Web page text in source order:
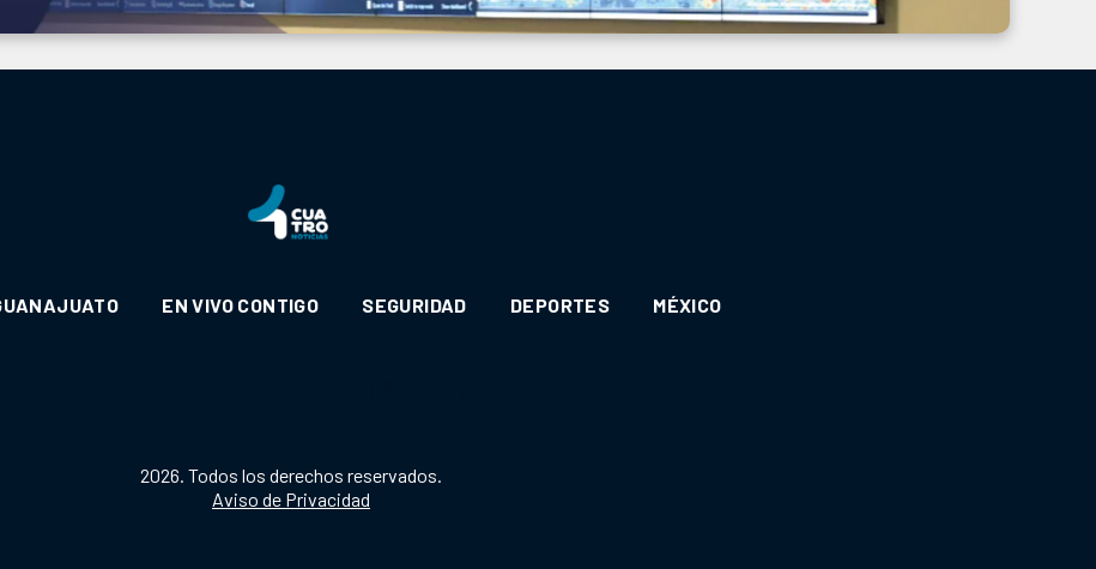
EN VIVO CONTIGO SEGURIDAD DEPORTES MÉXICO
2026. Todos los derechos reservados.
Aviso de Privacidad